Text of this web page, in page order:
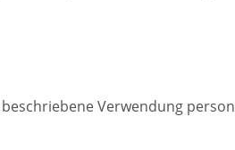
Verwendung